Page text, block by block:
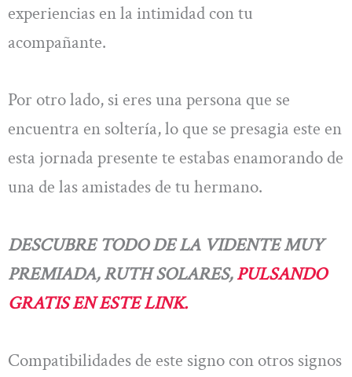
experiencias en la intimidad con tu
acompañante.
Por otro lado, si eres una persona que se
encuentra en soltería, lo que se presagia este en
esta jornada presente te estabas enamorando de
una de las amistades de tu hermano.
DESCUBRE TODO DE LA VIDENTE MUY
PREMIADA, RUTH SOLARES,PULSANDO
GRATIS EN ESTE LINK.
Compatibilidades de este signo con otros signos